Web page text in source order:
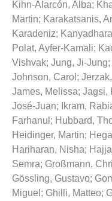
Kihn-Alarcón, Alba;
Martin; Karakatsanis,
Karadeniz;
Polat, Ayfer-Kamali;
Vishvak; Jung, Ji-Jung;
Johnson, Carol ;
James, Melissa; Jagsi,
José-Juan; Ikram,
Farhanul ; Hubbard,
Heidinger, Martin;
Hariharan, Nisha;
Semra; Großmann,
Gössling, Gustavo;
Miguel ; Ghilli, Matteo;